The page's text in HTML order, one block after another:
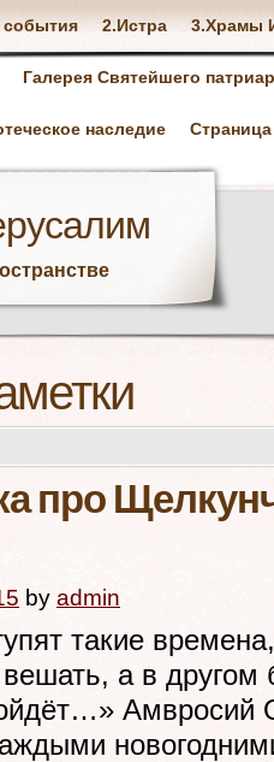
2.Истра 3.Храмы
Галерея Святейшего
наследие
про
by admin
такие
а в другом